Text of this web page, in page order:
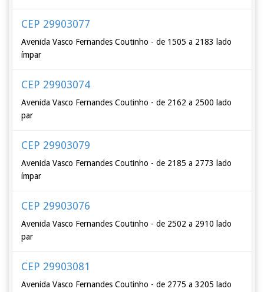
CEP 29903077
Avenida Vasco Fernandes Coutinho - de 1505 a 2183 lado
ímpar
CEP 29903074
Avenida Vasco Fernandes Coutinho - de 2162 a 2500 lado
par
CEP 29903079
Avenida Vasco Fernandes Coutinho - de 2185 a 2773 lado
ímpar
CEP 29903076
Avenida Vasco Fernandes Coutinho - de 2502 a 2910 lado
par
CEP 29903081
Avenida Vasco Fernandes Coutinho - de 2775 a 3205 lado